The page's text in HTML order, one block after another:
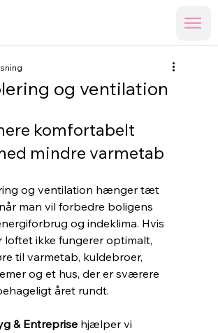
og ventilation
komfortabelt
mindre varmetab
og ventilation hænger tæt
man vil forbedre boligens
og indeklima. Hvis
loftet ikke fungerer optimalt,
til varmetab, kuldebroer,
og et hus, der er sværere
året rundt.
& Entreprise hjælper vi